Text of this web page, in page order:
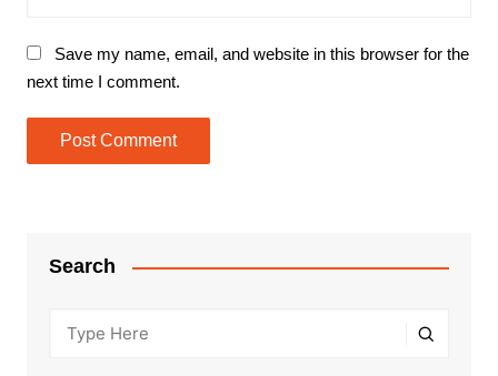
Save my name, email, and website in this browser for the
next time I comment.
Search